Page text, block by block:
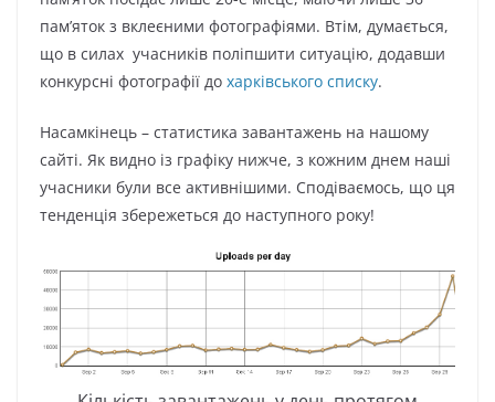
пам’яток з вклеєними фотографіями. Втім, думається,
що в силах учасників поліпшити ситуацію, додавши
конкурсні фотографії до харківського списку.
Насамкінець – статистика завантажень на нашому
сайті. Як видно із графіку нижче, з кожним днем наші
учасники були все активнішими. Сподіваємось, що ця
тенденція збережеться до наступного року!